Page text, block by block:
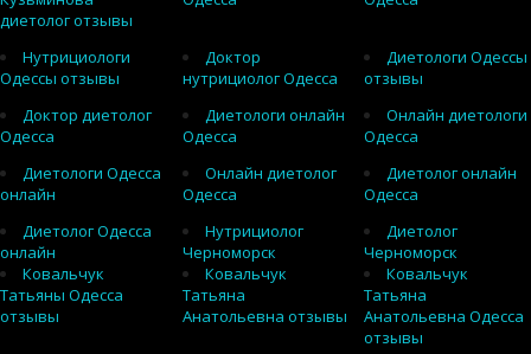
диетолог отзывы
Нутрициологи
Одессы отзывы
Доктор
нутрициолог Одесса
Диетологи Одессы
отзывы
Доктор диетолог
Одесса
Диетологи онлайн
Одесса
Онлайн диетологи
Одесса
Диетологи Одесса
онлайн
Онлайн диетолог
Одесса
Диетолог онлайн
Одесса
Диетолог Одесса
онлайн
Нутрициолог
Черноморск
Диетолог
Черноморск
Ковальчук
Татьяны Одесса
отзывы
Ковальчук
Татьяна
Анатольевна отзывы
Ковальчук
Татьяна
Анатольевна Одесса
отзывы